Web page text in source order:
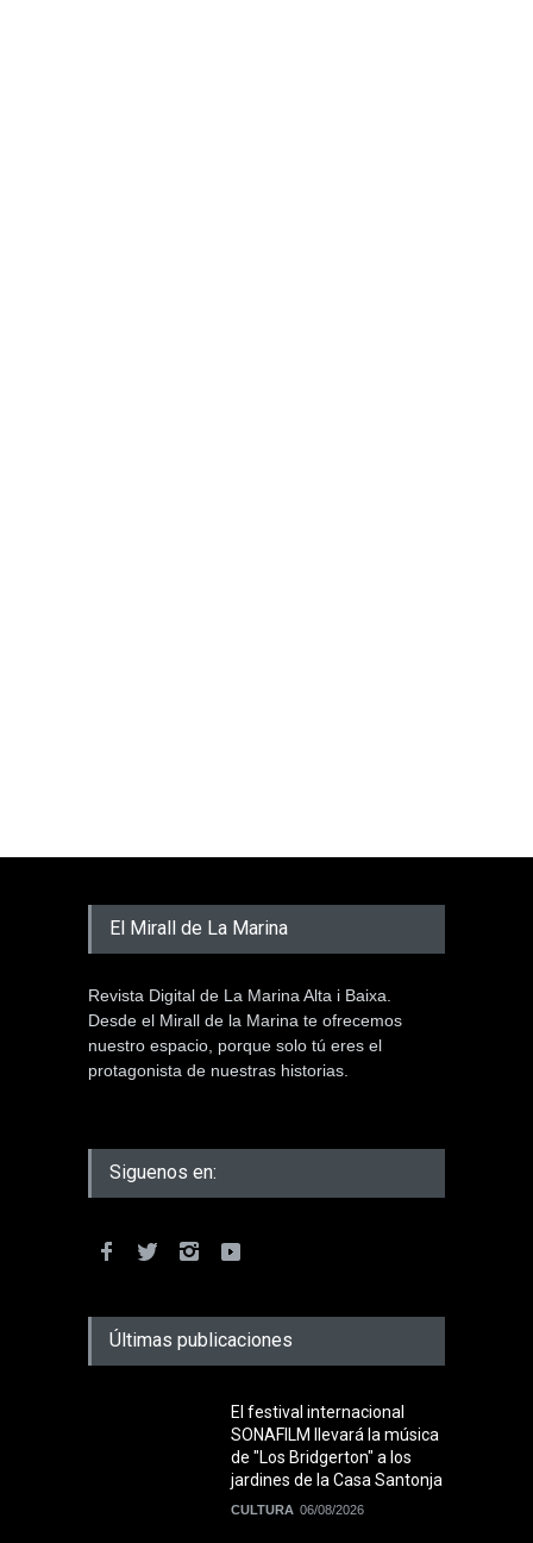
El Mirall de La Marina
Revista Digital de La Marina Alta i Baixa.
Desde el Mirall de la Marina te ofrecemos
nuestro espacio, porque solo tú eres el
protagonista de nuestras historias.
Siguenos en:
Últimas publicaciones
El festival internacional
SONAFILM llevará la música
de "Los Bridgerton" a los
jardines de la Casa Santonja
CULTURA 06/08/2026